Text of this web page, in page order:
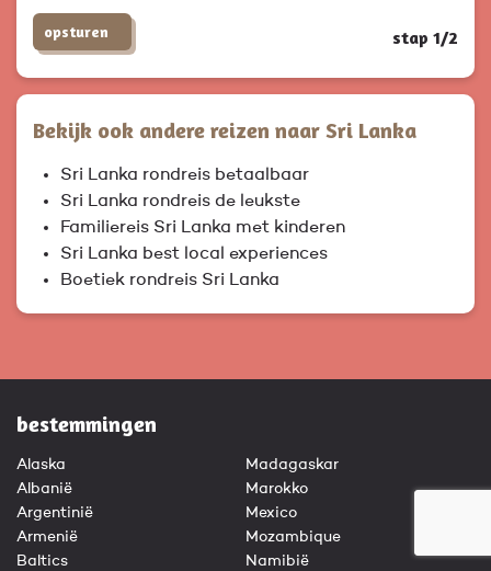
opsturen stap 1/2
Bekijk ook andere reizen naar Sri Lanka
Sri Lanka rondreis betaalbaar
Sri Lanka rondreis de leukste
Familiereis Sri Lanka met kinderen
Sri Lanka best local experiences
Boetiek rondreis Sri Lanka
bestemmingen
Alaska
Albanië
Argentinië
Armenië
Baltics
Madagaskar
Marokko
Mexico
Mozambique
Namibië